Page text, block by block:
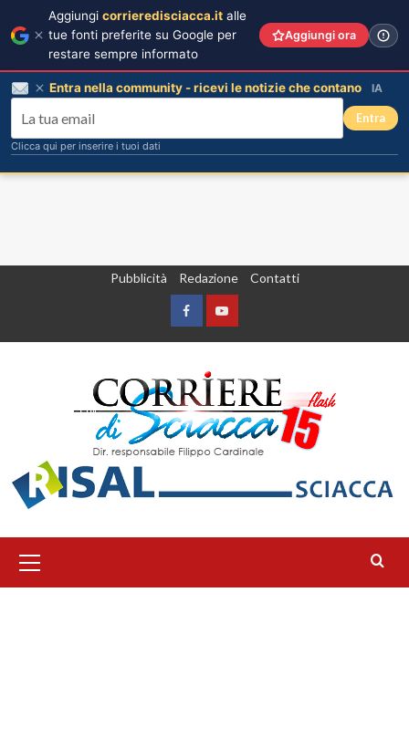
Pubblicità Redazione Contatti
FacebookYountube
principale
Aggiungi corrieredisciacca.it alle
tue fonti preferite su Google per
restare sempre informato
Aggiungi ora
Entra nella community - ricevi le notizie che contano IA
Entra
Clicca qui per inserire i tuoi dati